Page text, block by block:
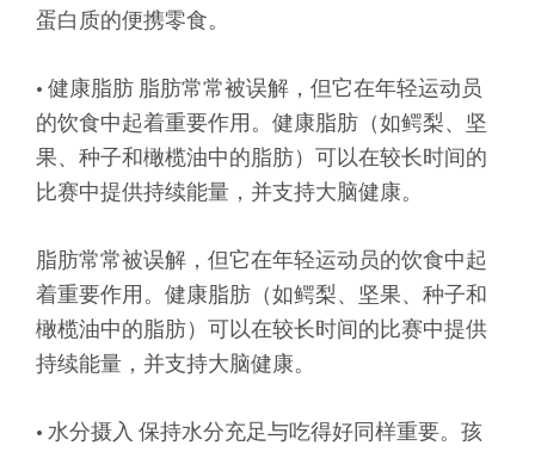
蛋白质的便携零食。
• 健康脂肪 脂肪常常被误解，但它在年轻运动员
的饮食中起着重要作用。健康脂肪（如鳄梨、坚
果、种子和橄榄油中的脂肪）可以在较长时间的
比赛中提供持续能量，并支持大脑健康。
脂肪常常被误解，但它在年轻运动员的饮食中起
着重要作用。健康脂肪（如鳄梨、坚果、种子和
橄榄油中的脂肪）可以在较长时间的比赛中提供
持续能量，并支持大脑健康。
• 水分摄入 保持水分充足与吃得好同样重要。孩